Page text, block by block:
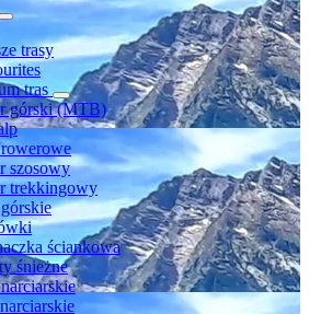
trasy
tras
górski (MTB)
szosowy
trekkingowy
ściankowa
śnieżne